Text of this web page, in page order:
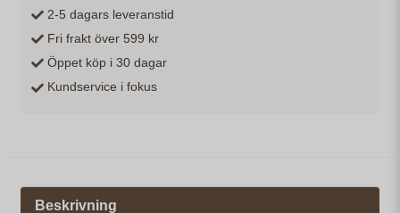
2-5 dagars leveranstid
Fri frakt över 599 kr
Öppet köp i 30 dagar
Kundservice i fokus
Beskrivning